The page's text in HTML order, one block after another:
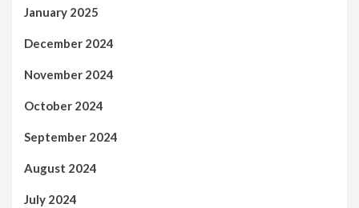
January 2025
December 2024
November 2024
October 2024
September 2024
August 2024
July 2024